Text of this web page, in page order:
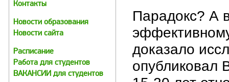
Контакты
Новости образования
Новости сайта
Расписание
Работа для студентов
ВАКАНСИИ для студентов
Парадокс? А
доказало
опубликовал